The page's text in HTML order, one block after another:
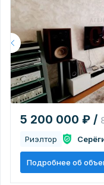
5 200 000 ₽ /
Риэлтор
Подробнее об